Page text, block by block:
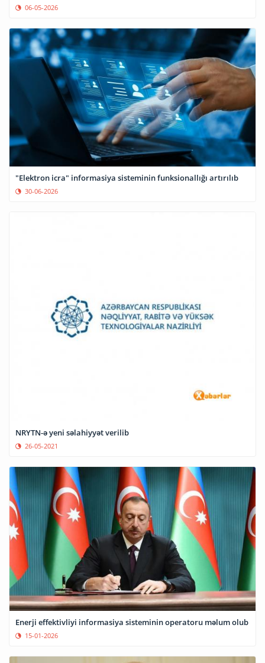
06-05-2026
"Elektron icra" informasiya sisteminin funksionallığı artırılıb
30-06-2026
NRYTN-ə yeni səlahiyyət verilib
26-05-2021
Enerji effektivliyi informasiya sisteminin operatoru məlum olub
15-01-2026